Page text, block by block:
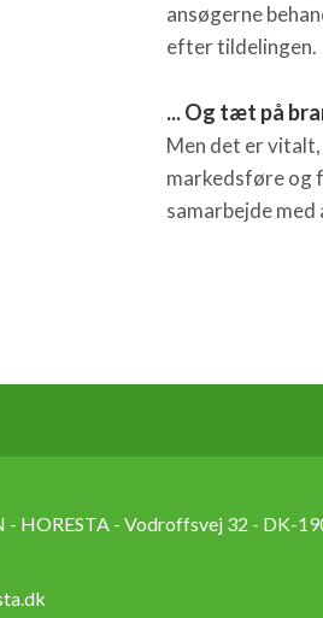
ansøgerne
efter tildelingen.
... Og tæt på
Men det er
markedsføre og
samarbejde
- HORESTA - Vodroffsvej 32 - DK-